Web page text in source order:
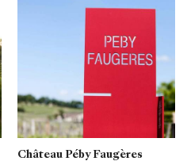
Château Péby Faugères